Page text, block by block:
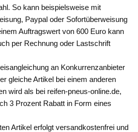
So kann beispielsweise mit
Paypal oder Sofortüberweisung
Auftragswert von 600 Euro kann
per Rechnung oder Lastschrift
an Konkurrenzanbieter
gleiche Artikel bei einem anderen
wird als bei reifen-pneus-online.de,
3 Prozent Rabatt in Form eines
Artikel erfolgt versandkostenfrei und